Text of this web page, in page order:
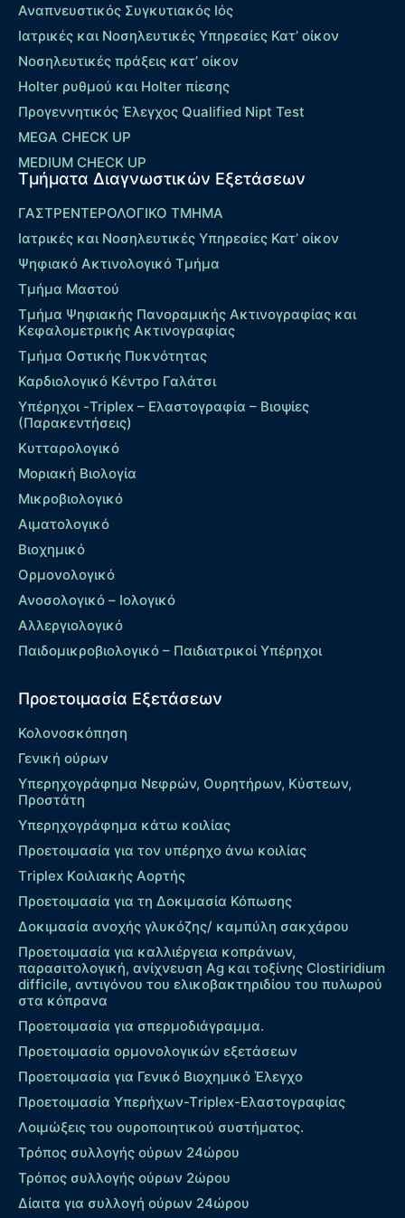
Αναπνευστικός Συγκυτιακός Ιός
Ιατρικές και Νοσηλευτικές Υπηρεσίες Κατ’ οίκον
Νοσηλευτικές πράξεις κατ’ οίκον
Holter ρυθμού και Holter πίεσης
Προγεννητικός Έλεγχος Qualified Nipt Test
MEGA CHECK UP
MEDIUM CHECK UP
Τμήματα Διαγνωστικών Εξετάσεων
ΓΑΣΤΡΕΝΤΕΡΟΛΟΓΙΚΟ ΤΜΗΜΑ
Ιατρικές και Νοσηλευτικές Υπηρεσίες Κατ’ οίκον
Ψηφιακό Ακτινολογικό Τμήμα
Τμήμα Μαστού
Τμήμα Ψηφιακής Πανοραμικής Ακτινογραφίας και
Κεφαλομετρικής Ακτινογραφίας
Τμήμα Οστικής Πυκνότητας
Καρδιολογικό Κέντρο Γαλάτσι
Υπέρηχοι -Triplex – Eλαστογραφία – Βιοψίες
(Παρακεντήσεις)
Κυτταρολογικό
Μοριακή Βιολογία
Μικροβιολογικό
Αιματολογικό
Βιοχημικό
Ορμονολογικό
Ανοσολογικό – Ιολογικό
Αλλεργιολογικό
Παιδομικροβιολογικό – Παιδιατρικοί Υπέρηχοι
Προετοιμασία Εξετάσεων
Κολονοσκόπηση
Γενική ούρων
Υπερηχογράφημα Νεφρών, Ουρητήρων, Κύστεων,
Προστάτη
Υπερηχογράφημα κάτω κοιλίας
Προετοιμασία για τον υπέρηχο άνω κοιλίας
Τriplex Kοιλιακής Αορτής
Προετοιμασία για τη Δοκιμασία Κόπωσης
Δοκιμασία ανοχής γλυκόζης/ καμπύλη σακχάρου
Προετοιμασία για καλλιέργεια κοπράνων,
παρασιτολογική, ανίχνευση Ag και τοξίνης Clostiridium
difficile, αντιγόνου του ελικοβακτηριδίου του πυλωρού
στα κόπρανα
Προετοιμασία για σπερμοδιάγραμμα.
Προετοιμασία ορμονολογικών εξετάσεων
Προετοιμασία για Γενικό Βιοχημικό Έλεγχο
Προετοιμασία Υπερήχων-Τriplex-Ελαστογραφίας
Λοιμώξεις του ουροποιητικού συστήματος.
Τρόπος συλλογής ούρων 24ώρου
Τρόπος συλλογής ούρων 2ώρου
Δίαιτα για συλλογή ούρων 24ώρου